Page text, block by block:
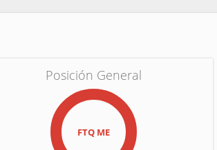
Posición General
FTQ ME